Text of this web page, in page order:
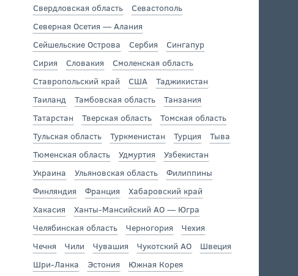
Свердловская область
Севастополь
Северная Осетия — Алания
Сейшельские Острова
Сербия
Сингапур
Сирия
Словакия
Смоленская область
Ставропольский край
США
Таджикистан
Таиланд
Тамбовская область
Танзания
Татарстан
Тверская область
Томская область
Тульская область
Туркменистан Турция
Тыва
Тюменская область
Удмуртия
Узбекистан
Украина
Ульяновская область
Филиппины
Финляндия
Франция
Хабаровский край
Хакасия
Ханты-Мансийский АО — Югра
Челябинская область
Черногория
Чехия
Чечня
Чили Чувашия Чукотский АО
Швеция
Шри-Ланка
Эстония
Южная Корея